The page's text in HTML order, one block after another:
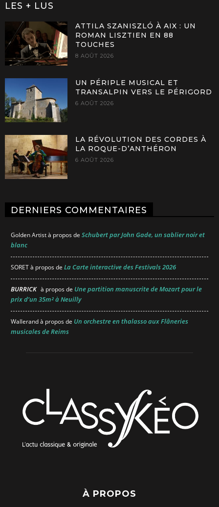
LES + LUS
ATTILA SZANISZLÓ À AIX : UN
ROMAN LISZTIEN EN 88
TOUCHES
8 AOÛT 2026
UN PÉRIPLE MUSICAL ET
TRANSALPIN VERS LE PÉRIGORD
6 AOÛT 2026
LA RÉVOLUTION DES CORDES À
LA ROQUE-D’ANTHÉRON
6 AOÛT 2026
DERNIERS COMMENTAIRES
Golden Artistà propos de Schubert par John Gade, un sablier noir et
blanc
SORETà propos de La Carte interactive des Festivals 2026
BURRICK à propos de Une partition manuscrite de Mozart pour le
prix d’un 35m² à Neuilly
Wallerandà propos de Un orchestre en thalasso aux Flâneries
musicales de Reims
À PROPOS